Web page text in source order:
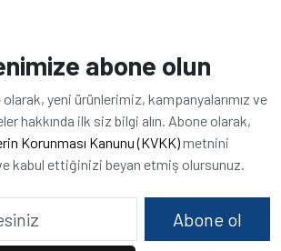
abone olun
yeni ürünlerimiz, kampanyalarımız ve
hakkında ilk siz bilgi alın. Abone olarak,
Korunması Kanunu (KVKK)metnini
kabul ettiğinizi beyan etmiş olursunuz.
Abone ol